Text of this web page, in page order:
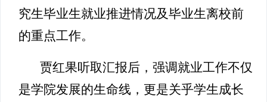
究生毕业生就业推进情况及毕业生离校前
的重点工作。
贾红果听取汇报后，强调就业工作不仅
是学院发展的生命线，更是关乎学生成长